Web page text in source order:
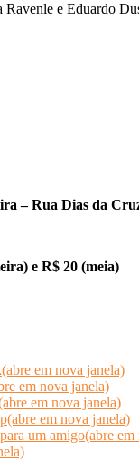
Ravenle e Eduardo
– Rua Dias da
e R$ 20 (meia)
em nova janela)
em nova janela)
em nova janela)
em nova janela)
um amigo(abre em